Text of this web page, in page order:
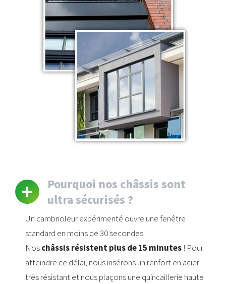
Pourquoi nos châssis sont
ultra sécurisés ?
Un cambrioleur expérimenté ouvre une fenêtre
standard en moins de 30 secondes.
Noschâssis résistent plus de 15 minutes ! Pour
atteindre ce délai, nous insérons un renfort en acier
très résistant et nous plaçons une quincaillerie haute